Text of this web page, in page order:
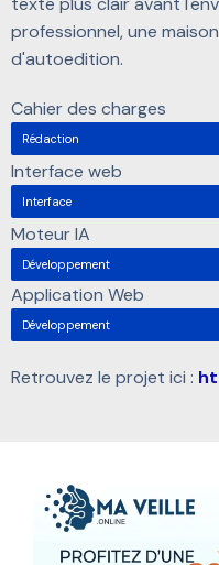
professionnel, une
d'autoedition.
Cahier des charges
Rédaction
Interface web
Interface
Moteur IA
Développement
Application Web
Développement
Retrouvez le projet ici :